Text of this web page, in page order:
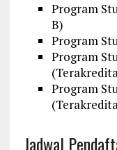
Program
B)
Program
Program
Program
Jadwal